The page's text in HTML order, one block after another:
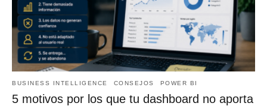
BUSINESS INTELLIGENCE CONSEJOS POWER BI
5 motivos por los que tu dashboard no aporta